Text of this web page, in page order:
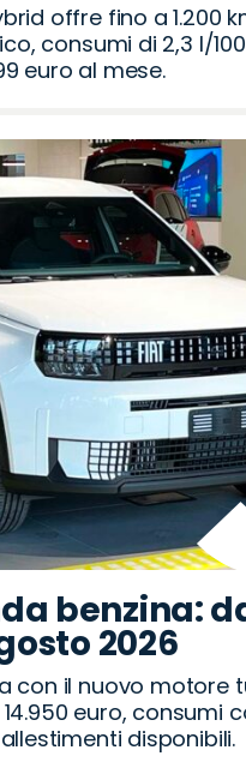
offre fino a 1.200
consumi di 2,3 l/
euro al mese.
benzina:
2026
con il nuovo motore
euro, consumi
disponibili.